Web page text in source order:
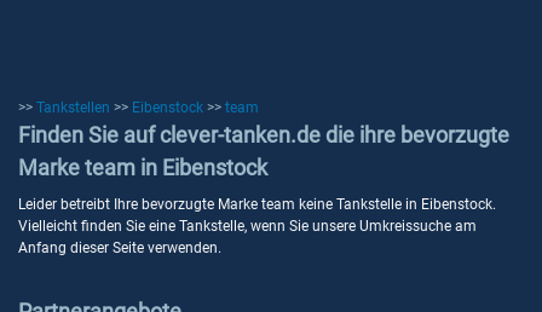
>> Tankstellen >> Eibenstock >> team
Finden Sie auf clever-tanken.de die ihre bevorzugte
Marke team in Eibenstock
Leider betreibt Ihre bevorzugte Marke team keine Tankstelle in Eibenstock.
Vielleicht finden Sie eine Tankstelle, wenn Sie unsere Umkreissuche am
Anfang dieser Seite verwenden.